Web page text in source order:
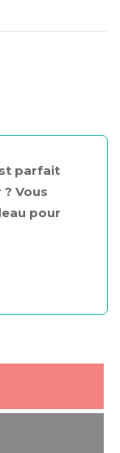
parfait
Vous
pour